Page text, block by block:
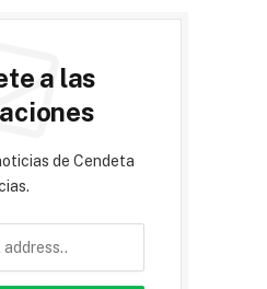
a las
de Cendeta